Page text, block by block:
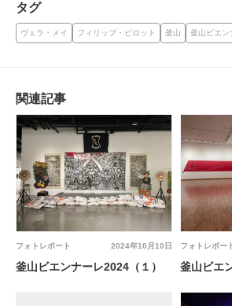
タグ
ヴェラ・メイ フィリップ・ピロット 釜山 釜山ビエン
関連記事
2024年10月10日
フォトレポート
釜山ビエンナーレ2024（１）
フォトレポー
釜山ビエ